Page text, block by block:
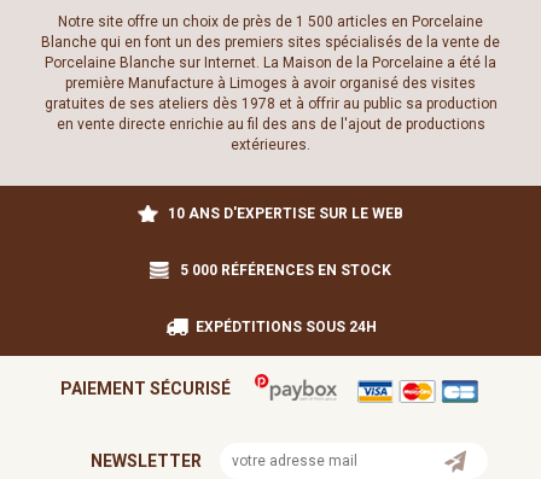
Notre site offre un choix de près de 1 500 articles en Porcelaine
Blanche qui en font un des premiers sites spécialisés de la vente de
Porcelaine Blanche sur Internet. La Maison de la Porcelaine a été la
première Manufacture à Limoges à avoir organisé des visites
gratuites de ses ateliers dès 1978 et à offrir au public sa production
en vente directe enrichie au fil des ans de l'ajout de productions
extérieures.
10 ANS D'EXPERTISE SUR LE WEB
5 000 RÉFÉRENCES EN STOCK
EXPÉDTITIONS SOUS 24H
PAIEMENT SÉCURISÉ
NEWSLETTER